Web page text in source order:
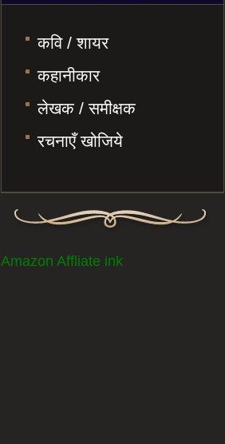
कवि / शायर
कहानीकार
लेखक / समीक्षक
रचनाएँ खोजिये
Amazon Affliate ink